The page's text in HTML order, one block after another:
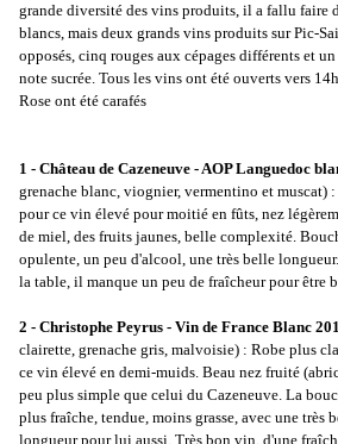
grande diversité des vins produits, il a fallu faire
blancs, mais deux grands vins produits sur Pic-
opposés, cinq rouges aux cépages différents et
note sucrée. Tous les vins ont été ouverts vers
Rose ont été carafés
1 - Château de Cazeneuve - AOP Languedoc
grenache blanc, viognier, vermentino et muscat)
pour ce vin élevé pour moitié en fûts, nez
de miel, des fruits jaunes, belle complexité.
opulente, un peu d'alcool, une très belle
la table, il manque un peu de fraîcheur pour être
2 - Christophe Peyrus - Vin de France Blanc
clairette, grenache gris, malvoisie) : Robe plus
ce vin élevé en demi-muids. Beau nez fruité
peu plus simple que celui du Cazeneuve. La
plus fraîche, tendue, moins grasse, avec une très
longueur pour lui aussi. Très bon vin, d'une